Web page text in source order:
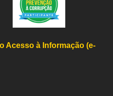
Acesso à Informação (e-